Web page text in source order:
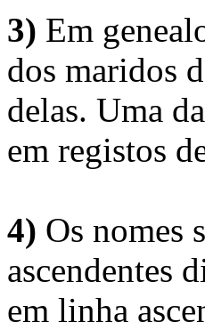
3) Em
dos maridos
delas. Uma
em registos
4) Os nomes
ascendentes
em linha